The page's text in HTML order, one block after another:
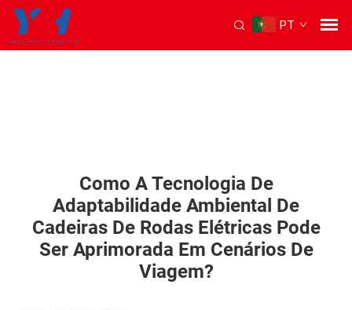
PT
Como A Tecnologia De
Adaptabilidade Ambiental De
Cadeiras De Rodas Elétricas Pode
Ser Aprimorada Em Cenários De
Viagem?